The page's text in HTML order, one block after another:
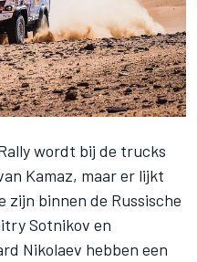
wordt bij de trucks
Kamaz, maar er lijkt
zijn binnen de Russische
Sotnikov en
Nikolaev hebben een